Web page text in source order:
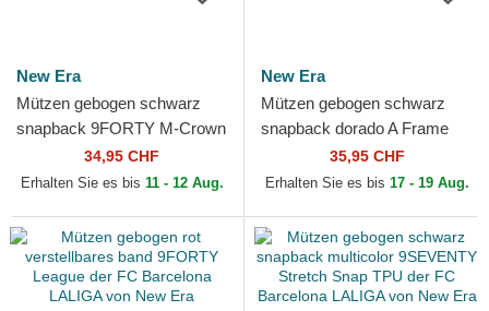
New Era
Mützen gebogen schwarz
snapback 9FORTY M-Crown
der FC Barcelona LALIGA
von New Era
34,95 CHF
Erhalten Sie es bis 11 - 12 Aug.
New Era
Mützen gebogen schwarz
snapback dorado A Frame
der FC Barcelona LALIGA
von New Era
35,95 CHF
Erhalten Sie es bis 17 - 19 Aug.